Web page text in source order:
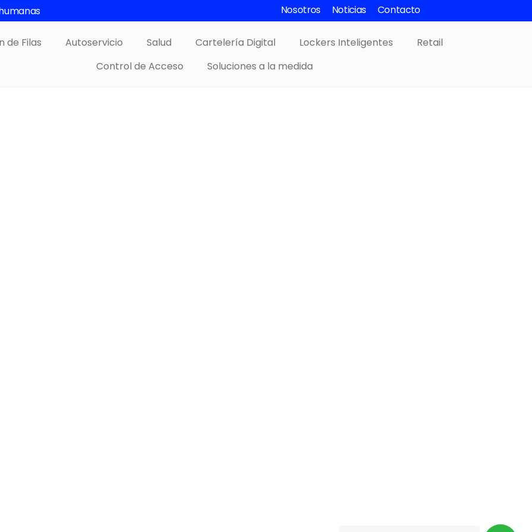
Nosotros Noticias Contacto
de Filas Autoservicio Salud Cartelería Digital Lockers Inteligentes
Retail
Control de Acceso
Soluciones a la medida